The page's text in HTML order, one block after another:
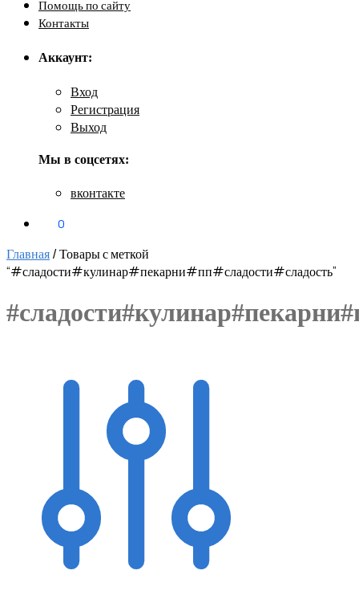
Помощь по сайту
Контакты
Аккаунт:
Вход
Регистрация
Выход
Мы в соцсетях:
вконтакте
0
Главная/Товары с меткой
“#сладости#кулинар#пекарни#пп#сладости#сладость”